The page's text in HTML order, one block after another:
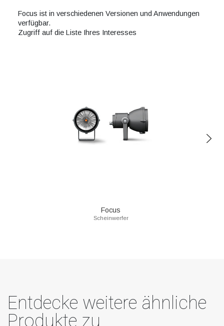
Focus ist in verschiedenen Versionen und Anwendungen
verfügbar.
Zugriff auf die Liste Ihres Interesses
Focus
Scheinwerfer
Entdecke weitere ähnliche
Produkte zu